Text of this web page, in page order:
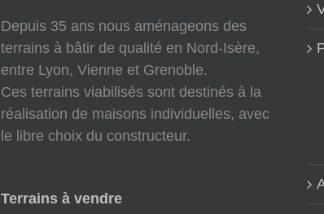
Depuis 35 ans nous aménageons des
terrains à bâtir de qualité en Nord-Isère,
entre Lyon, Vienne et Grenoble.
Ces terrains viabilisés sont destinés à la
réalisation de maisons individuelles, avec
le libre choix du constructeur.
Terrains à vendre